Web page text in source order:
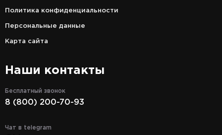
Политика конфиденциальности
Персональные данные
Карта сайта
Наши контакты
Бесплатный звонок
8 (800) 200-70-93
Чат в telegram